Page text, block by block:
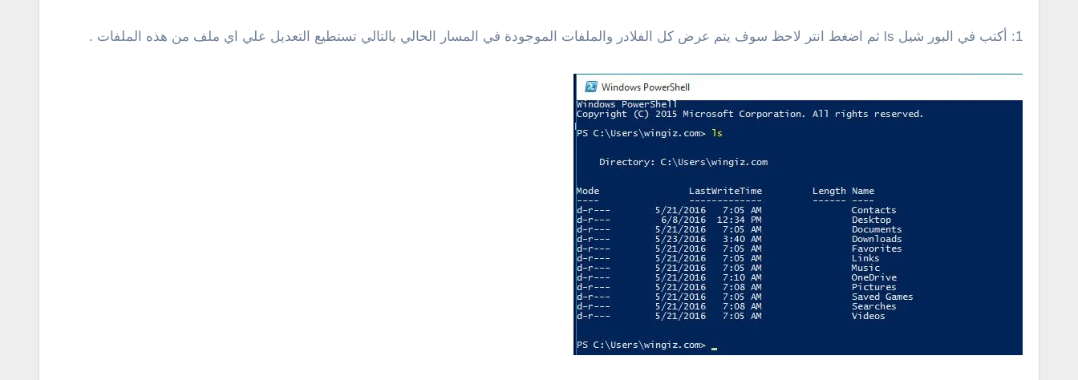
1: أكتب في البور شيل ls ثم اضغط انتر لاحظ سوف يتم عرض كل الفلادر والملفات الموجودة في المسار الحالي بالتالي تستطيع التعديل علي اي ملف من هذه الملفات .